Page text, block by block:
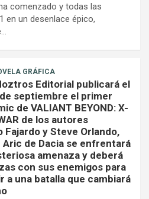
comenzado y todas las
en un desenlace épico,
GRÁFICA
Editorial publicará el
septiembre el primer
de VALIANT BEYOND: X-
de los autores
Fajardo y Steve Orlando,
Aric de Dacia se enfrentará
amenaza y deberá
con sus enemigos para
a una batalla que cambiará